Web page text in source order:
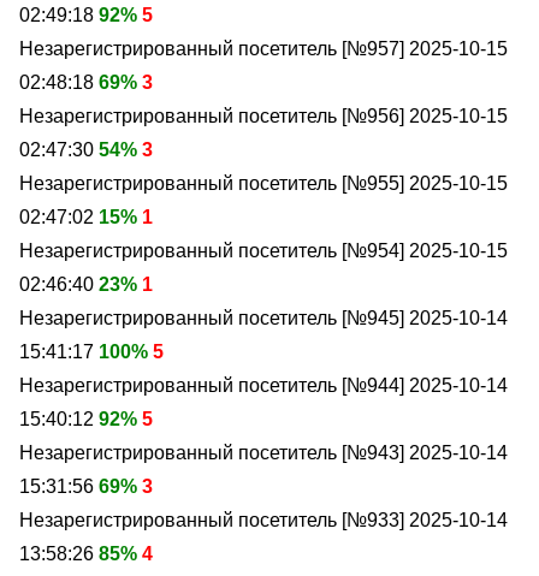
02:49:18 92% 5
Незарегистрированный посетитель [№957] 2025-10-15
02:48:18 69% 3
Незарегистрированный посетитель [№956] 2025-10-15
02:47:30 54% 3
Незарегистрированный посетитель [№955] 2025-10-15
02:47:02 15% 1
Незарегистрированный посетитель [№954] 2025-10-15
02:46:40 23% 1
Незарегистрированный посетитель [№945] 2025-10-14
15:41:17 100% 5
Незарегистрированный посетитель [№944] 2025-10-14
15:40:12 92% 5
Незарегистрированный посетитель [№943] 2025-10-14
15:31:56 69% 3
Незарегистрированный посетитель [№933] 2025-10-14
13:58:26 85% 4